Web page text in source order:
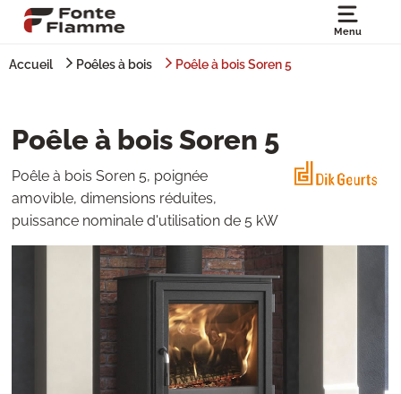
Menu
Accueil Poêles à bois Poêle à bois Soren 5
Poêle à bois Soren 5
Poêle à bois Soren 5, poignée
amovible, dimensions réduites,
puissance nominale d'utilisation de 5 kW